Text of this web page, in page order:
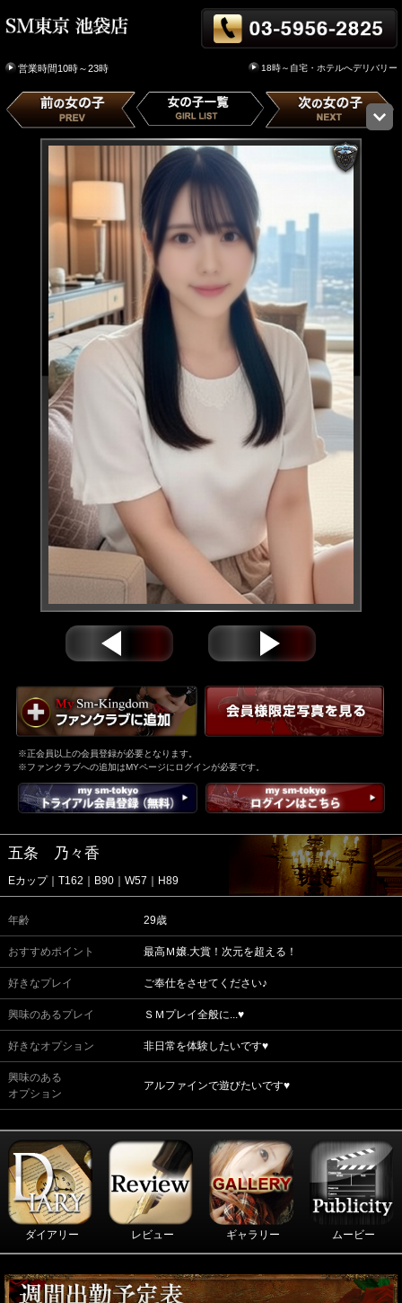
営業時間10時～23時 18時～自宅・ホテルへデリバリー
※正会員以上の会員登録が必要となります。
※ファンクラブへの追加はMYページにログインが必要です。
五条 乃々香
Eカップ｜T162｜B90｜W57｜H89
年齢 29歳
おすすめポイント 最高Ｍ嬢.大賞！次元を超える！
好きなプレイ ご奉仕をさせてください♪
興味のあるプレイ ＳＭプレイ全般に...♥
好きなオプション 非日常を体験したいです♥
興味のある
オプション
アルファインで遊びたいです♥
ダイアリー レビュー ギャラリー ムービー